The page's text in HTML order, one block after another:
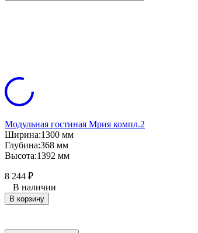
Модульная гостиная Мрия компл.2
Ширина:1300 мм
Глубина:368 мм
Высота:1392 мм
8 244 ₽
В наличии
В корзину